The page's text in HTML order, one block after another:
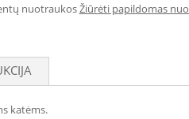
nuotraukosŽiūrėti papildomas
katėms.